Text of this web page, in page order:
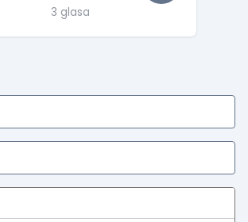
3 glasa